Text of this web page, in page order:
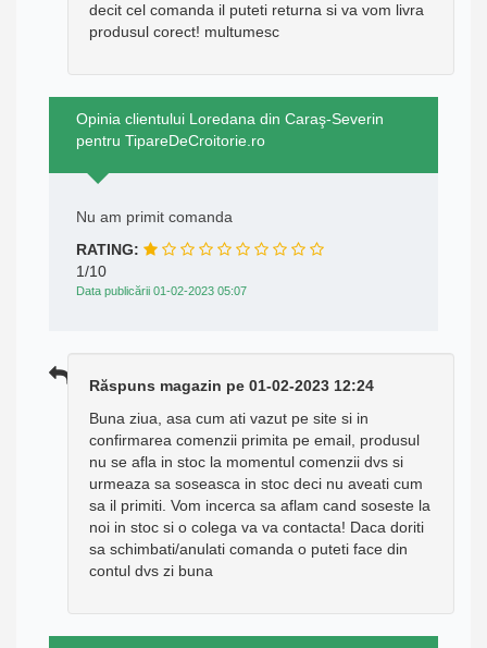
decit cel comanda il puteti returna si va vom livra
produsul corect! multumesc
Opinia clientului Loredana din Caraş-Severin
pentru TipareDeCroitorie.ro
Nu am primit comanda
RATING:
1/10
Data publicării 01-02-2023 05:07
Răspuns magazin pe 01-02-2023 12:24
Buna ziua, asa cum ati vazut pe site si in
confirmarea comenzii primita pe email, produsul
nu se afla in stoc la momentul comenzii dvs si
urmeaza sa soseasca in stoc deci nu aveati cum
sa il primiti. Vom incerca sa aflam cand soseste la
noi in stoc si o colega va va contacta! Daca doriti
sa schimbati/anulati comanda o puteti face din
contul dvs zi buna